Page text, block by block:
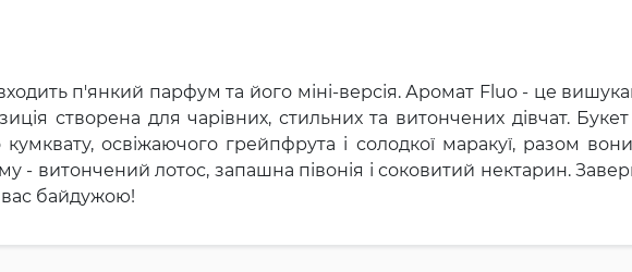
п'янкий парфум та його міні-версія. Аромат Fluo - це
створена для чарівних, стильних та витончених дівчат.
освіжаючого грейпфрута і солодкої маракуї, разом
- витончений лотос, запашна півонія і соковитий нектарин.
байдужою!